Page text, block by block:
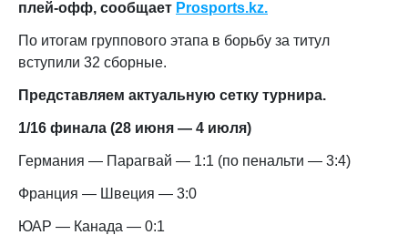
плей-офф, сообщает Prosports.kz.
По итогам группового этапа в борьбу за титул
вступили 32 сборные.
Представляем актуальную сетку турнира.
1/16 финала (28 июня — 4 июля)
Германия — Парагвай — 1:1 (по пенальти — 3:4)
Франция — Швеция — 3:0
ЮАР — Канада — 0:1